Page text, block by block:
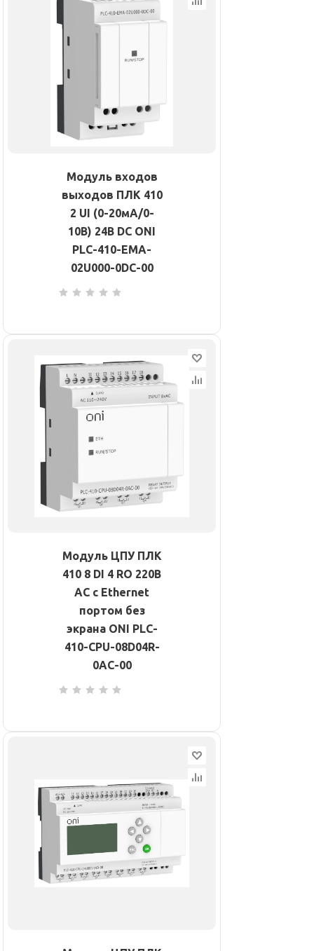
Модуль входов
выходов ПЛК 410
2 UI (0-20мА/0-
10В) 24В DC ONI
PLC-410-EMA-
02U000-0DC-00
Модуль ЦПУ ПЛК
410 8 DI 4 RO 220В
AC с Ethernet
портом без
экрана ONI PLC-
410-CPU-08D04R-
0AC-00